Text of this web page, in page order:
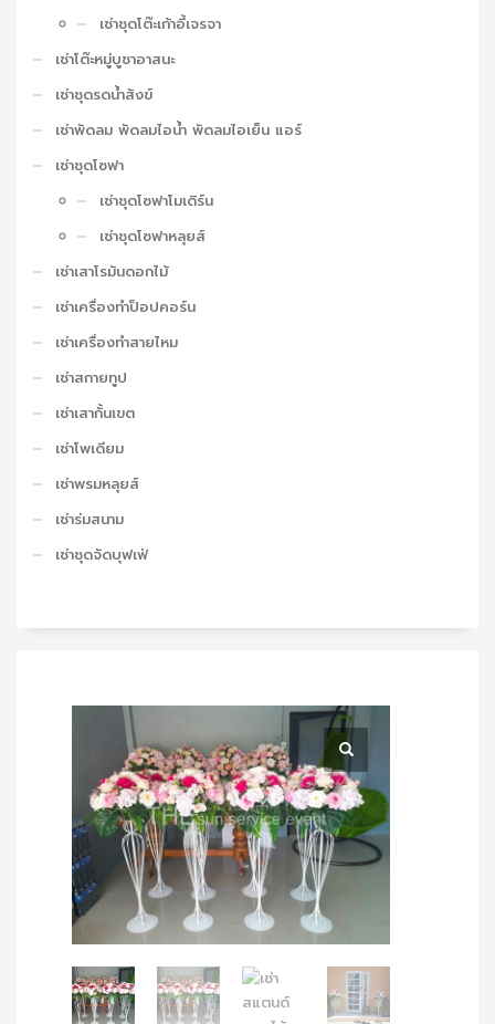
เช่าชุดโต๊ะเก้าอี้เจรจา
เช่าโต๊ะหมู่บูชาอาสนะ
เช่าชุดรดน้ำสังข์
เช่าพัดลม พัดลมไอน้ำ พัดลมไอเย็น แอร์
เช่าชุดโซฟา
เช่าชุดโซฟาโมเดิร์น
เช่าชุดโซฟาหลุยส์
เช่าเสาโรมันดอกไม้
เช่าเครื่องทำป็อปคอร์น
เช่าเครื่องทำสายไหม
เช่าสกายทูป
เช่าเสากั้นเขต
เช่าโพเดียม
เช่าพรมหลุยส์
เช่าร่มสนาม
เช่าชุดจัดบุฟเฟ่